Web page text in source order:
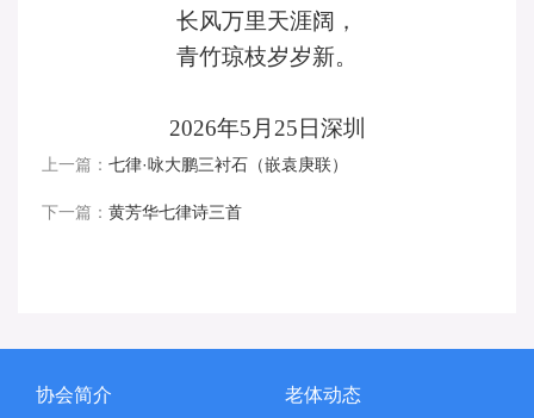
长风万里天涯阔，
青竹琼枝岁岁新。
2026年5月 25 日深圳
上一篇： 七律·咏大鹏三衬石（嵌袁庚联）
下一篇： 黄芳华七律诗三首
协会简介 老体动态